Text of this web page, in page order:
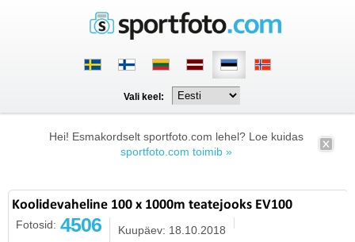
Vali keel:
Hei! Esmakordselt sportfoto.com lehel? Loe kuidas
sportfoto.com toimib »
Koolidevaheline 100 x 1000m teatejooks EV100
Fotosid: 4506 Kuupäev: 18.10.2018